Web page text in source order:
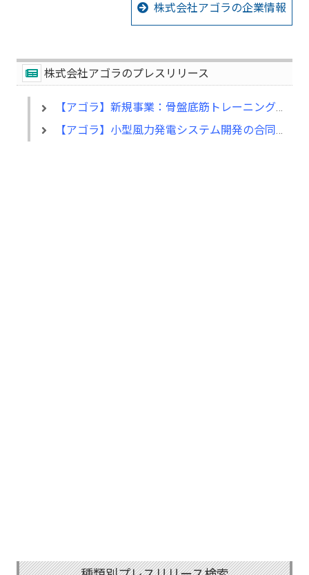
株式会社アゴラの企業情報
株式会社アゴラのプレスリリース
【アゴラ】新規事業：骨盤底筋トレーニング機器、フェミゾンプラスの販売を開始
【アゴラ】小型風力発電システム開発の合同会社ＷＬＢ８８と業務提携を締結